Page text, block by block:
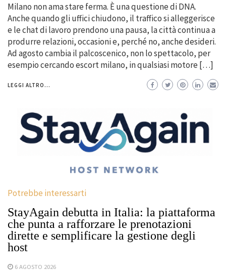
Milano non ama stare ferma. È una questione di DNA.
Anche quando gli uffici chiudono, il traffico si alleggerisce
e le chat di lavoro prendono una pausa, la città continua a
produrre relazioni, occasioni e, perché no, anche desideri.
Ad agosto cambia il palcoscenico, non lo spettacolo, per
esempio cercando escort milano, in qualsiasi motore […]
LEGGI ALTRO...
Potrebbe interessarti
StayAgain debutta in Italia: la piattaforma
che punta a rafforzare le prenotazioni
dirette e semplificare la gestione degli
host
6 AGOSTO 2026